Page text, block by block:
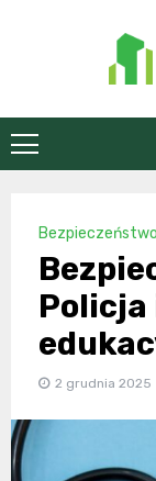
Bezpieczeństwo
Policja
2 grudnia 2025